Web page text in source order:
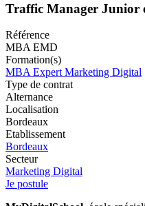
Traffic Manager Junior
Référence
MBA EMD
Formation(s)
MBA Expert Marketing Digital
Type de contrat
Alternance
Localisation
Bordeaux
Etablissement
Bordeaux
Secteur
Marketing Digital
Je postule